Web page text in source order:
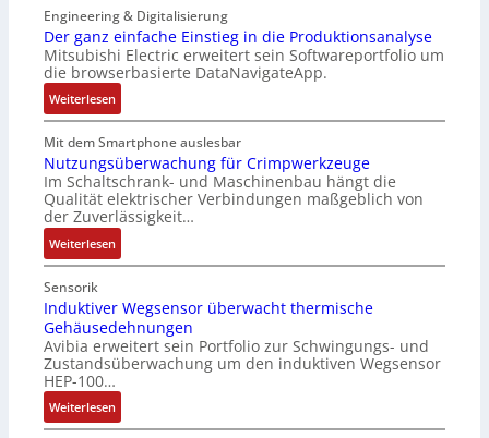
i
t
E
n
c
o
d
e
r
i
a
n
g
u
l
a
t
i
o
n
t
e
i
l
e
r
h
ä
l
S
c
h
t
z
l
a
k
b
n
s
o
r
l
o
s
e
F
a
n
g
s
h
a
l
t
u
n
g
Engineering & Digitalisierung
Der ganz einfache Einstieg in die Produktionsanalyse
Mitsubishi Electric erweitert sein Softwareportfolio um
die browserbasierte DataNavigateApp.
Weiterlesen:
D
e
r
g
a
n
z
e
n
f
a
c
h
e
E
Mit dem Smartphone auslesbar
Nutzungsüberwachung für Crimpwerkzeuge
Im Schaltschrank- und Maschinenbau hängt die
Qualität elektrischer Verbindungen maßgeblich von
der Zuverlässigkeit…
Weiterlesen:
N
t
z
u
n
s
ü
Sensorik
Induktiver Wegsensor überwacht thermische
Gehäusedehnungen
Avibia erweitert sein Portfolio zur Schwingungs- und
Zustandsüberwachung um den induktiven Wegsensor
HEP-100…
Weiterlesen:
I